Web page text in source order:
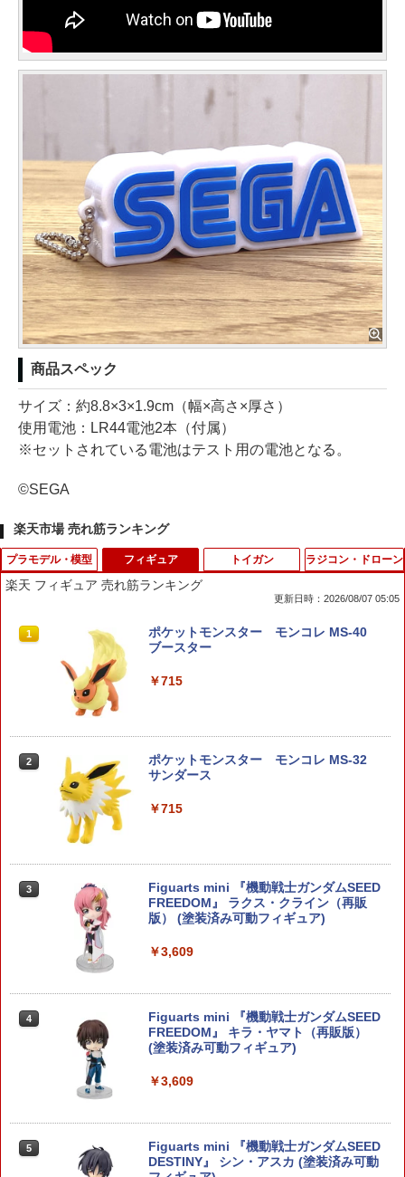
商品スペック
サイズ：約8.8×3×1.9cm（幅×高さ×厚さ）
使用電池：LR44電池2本（付属）
※セットされている電池はテスト用の電池となる。
©SEGA
楽天市場 売れ筋ランキング
プラモデル・模型
1 アクションベース 01(グレー) ガンプラ
2
【プラモ☆特価】ポケットモンスター グ
ッズ ポケモンプラモコレクション クイ
ニメイト公式】【402】
【プラモ☆特価】ポケットモンスター ポ
ケモンプラモコレクション クイック!! 22
公式】【402】
【プラモ☆特価】ポケットモンスター グ
ック!! 05 ヒバニー 【新品未開封】【ア
フィギュア
楽天 フィギュア 売れ筋ランキング
更新日時：2026/08/07 05:05
1
ポケットモンスター モンコレ MS-40
ブースター
￥715
2
ポケットモンスター モンコレ MS-32
サンダース
￥715
3
Figuarts mini 『機動戦士ガンダムSEED
FREEDOM』 ラクス・クライン（再販
版） (塗装済み可動フィギュア)
￥3,609
4
Figuarts mini 『機動戦士ガンダムSEED
FREEDOM』 キラ・ヤマト（再販版）
(塗装済み可動フィギュア)
￥3,609
5
Figuarts mini 『機動戦士ガンダムSEED
DESTINY』 シン・アスカ (塗装済み可動
トイガン ラジコン・ドローン